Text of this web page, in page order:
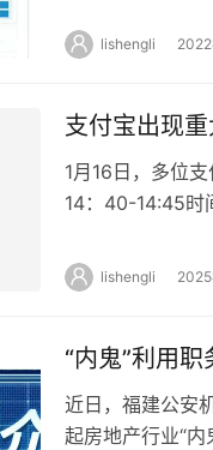
lishengli
支付宝出现
1月16日，多位
14：40-14:45时
lishengli 2025
“内鬼”利用
近日，福建公安
起房地产行业“